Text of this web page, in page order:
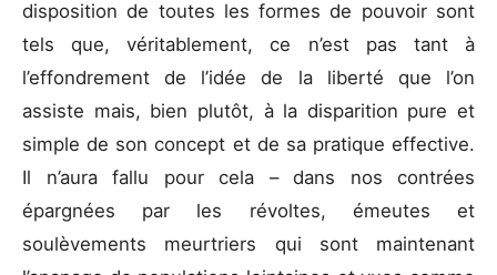
disposition de toutes les formes de pouvoir sont
tels que, véritablement, ce n’est pas tant à
l’effondrement de l’idée de la liberté que l’on
assiste mais, bien plutôt, à la disparition pure et
simple de son concept et de sa pratique effective.
Il n’aura fallu pour cela – dans nos contrées
épargnées par les révoltes, émeutes et
soulèvements meurtriers qui sont maintenant